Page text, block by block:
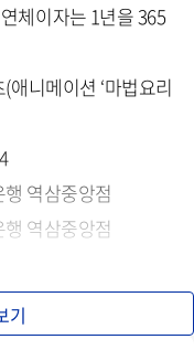
체이자는 1년을 365
애니메이션 ‘마법요리
역삼중앙점
역삼중앙점
기